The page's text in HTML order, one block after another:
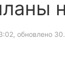
обновлено